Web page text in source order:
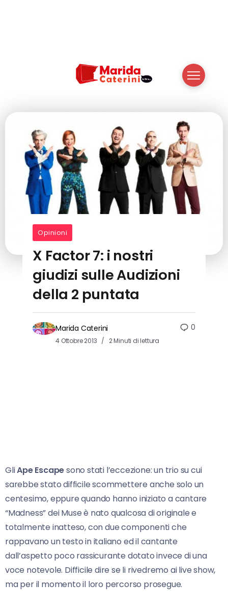
Opinioni
X Factor 7: i nostri
giudizi sulle Audizioni
della 2 puntata
Marida Caterini
4 Ottobre 2013 2 Minuti di lettura
0
GliApe Escapesono stati l’eccezione: un trio su cui
sarebbe stato difficile scommettere anche solo un
centesimo, eppure quando hanno iniziato a cantare
“Madness” dei Muse è nato qualcosa di originale e
totalmente inatteso, con due componenti che
rappavano un testo in italiano ed il cantante
dall’aspetto poco rassicurante dotato invece di una
voce notevole. Difficile dire se li rivedremo ai live show,
ma per il momento il loro percorso prosegue.